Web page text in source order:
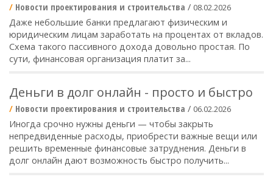
Новости проектирования и строительства / 08.02.2026
Даже небольшие банки предлагают физическим и
юридическим лицам заработать на процентах от вкладов.
Схема такого пассивного дохода довольно простая. По
сути, финансовая организация платит за...
Деньги в долг онлайн - просто и быстро
Новости проектирования и строительства / 06.02.2026
Иногда срочно нужны деньги — чтобы закрыть
непредвиденные расходы, приобрести важные вещи или
решить временные финансовые затруднения. Деньги в
долг онлайн дают возможность быстро получить...